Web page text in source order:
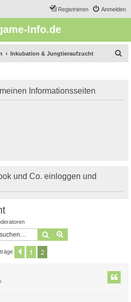
Anmelden
Registrieren
Info.de
Inkubation & Jungtieraufzucht
e
Informationsseiten
und Co. einloggen und
Suche
Vorherige
1 2